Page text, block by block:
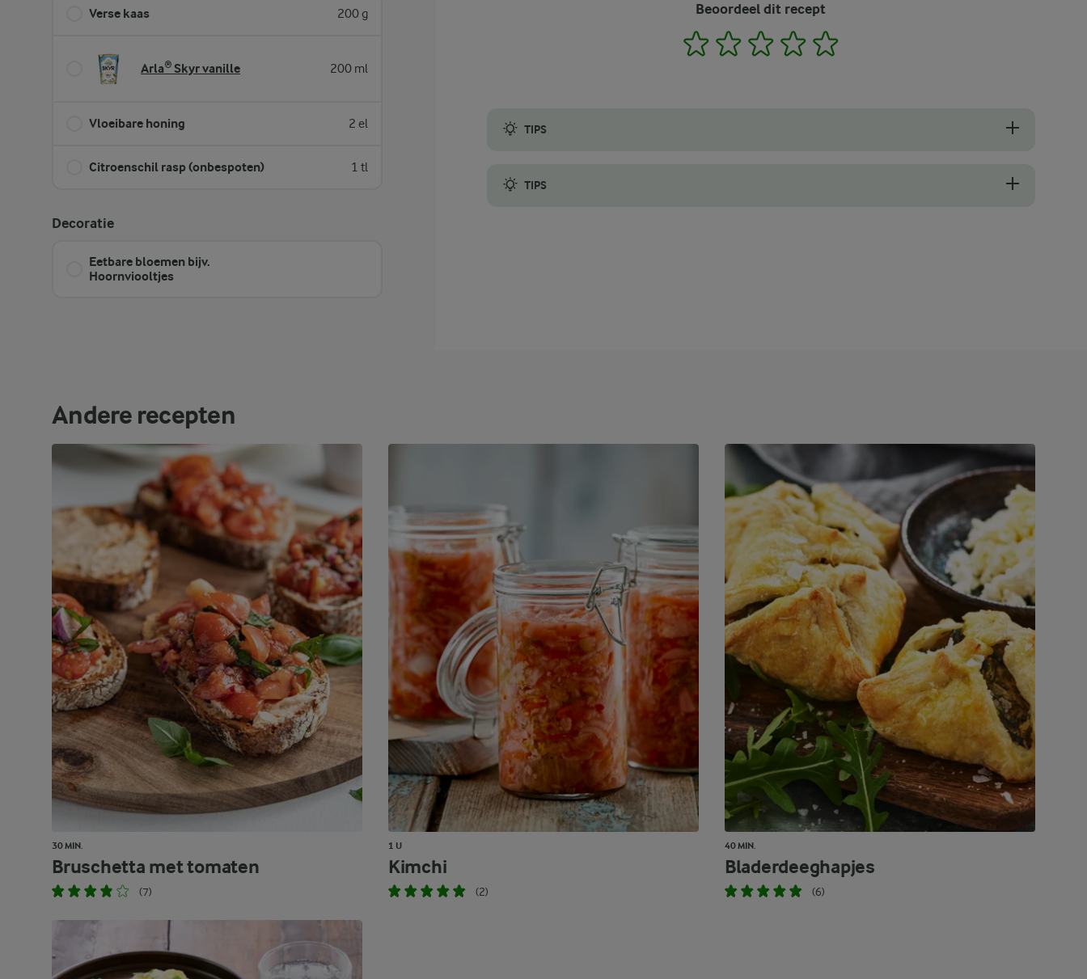
Verse kaas 200 g
Arla® Skyr vanille 200 ml
Vloeibare honing 2 el
Citroenschil rasp (onbespoten) 1 tl
Decoratie
Eetbare bloemen bijv.
Hoornviooltjes
Beoordeel dit recept
1 2 3 4
TIPS
TIPS
Andere recepten
30 MIN.
Bruschetta met tomaten
(7)
1 U
Kimchi
(2)
40 MIN.
Bladerdeeghapjes
(6)